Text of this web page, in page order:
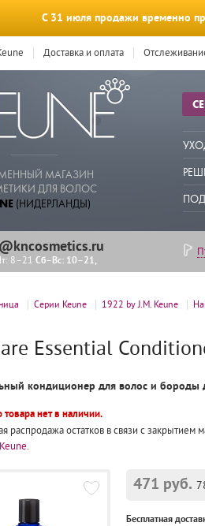
С 31 июля продажи временно
Доставка и оплата
МАГАЗИН
ДЛЯ ВОЛОС
(НИДЕРЛАНДЫ)
8–21 Сб–Вс: 10–21
Серии Keune 1922 by J.M. Keune
Essential
кондиционер для волос и бороды
товара нет в наличии.
распродажа остатков в связи с закрытием
.
471 руб.
Бесплатная